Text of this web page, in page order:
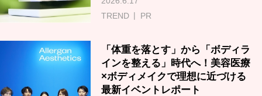
TREND
PR
「体重を落とす」から「ボディラ
インを整える」時代へ！美容医療
×ボディメイクで理想に近づける
最新イベントレポート